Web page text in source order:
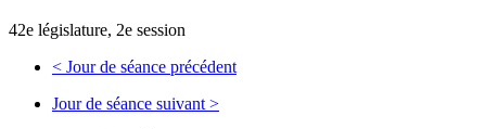
42e législature, 2e session
< Jour de séance précédent
Jour de séance suivant >